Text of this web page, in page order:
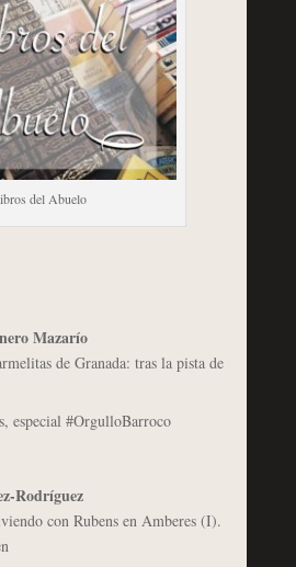
del Abuelo
Mazarío
de Granada: tras la pista de
especial #OrgulloBarroco
Rodríguez
con Rubens en Amberes (I).